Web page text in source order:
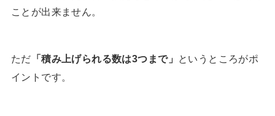
ことが出来ません。
ただ 「積み上げられる数は3つまで」
というところがポ
イントです。